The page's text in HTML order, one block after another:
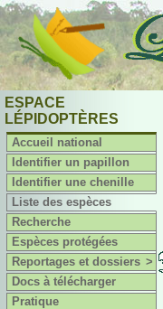
ESPACE
LÉPIDOPTÈRES
Accueil national
Identifier un papillon
Identifier une chenille
Liste des espèces
Recherche
Espèces protégées
Reportages et dossiers >
Docs à télécharger
Pratique